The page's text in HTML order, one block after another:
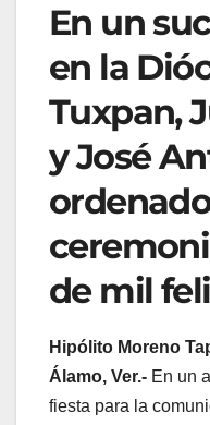
En un
en la
Tuxpan,
y José
de mil
Hipólito Moreno
Álamo, Ver.- En un
fiesta para la